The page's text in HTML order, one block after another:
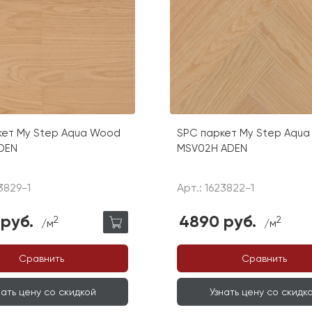
My Step Aqua Wood
1
/м2
Сравнить
цену со скидкой
SPC паркет My Step
MSV02H ADEN
Арт.: 1623822-1
4890 руб. /м2
Сравнить
Узнать цену со